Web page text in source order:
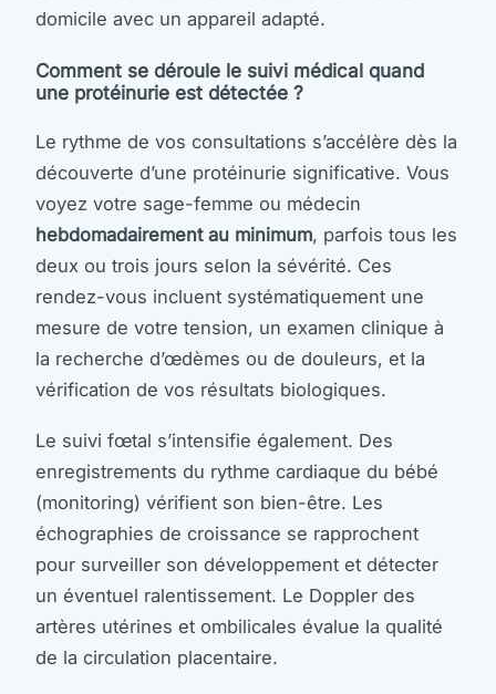
domicile avec un appareil adapté.
Comment se déroule le suivi médical quand
une protéinurie est détectée ?
Le rythme de vos consultations s’accélère dès la
découverte d’une protéinurie significative. Vous
voyez votre sage-femme ou médecin
hebdomadairement au minimum, parfois tous les
deux ou trois jours selon la sévérité. Ces
rendez-vous incluent systématiquement une
mesure de votre tension, un examen clinique à
la recherche d’œdèmes ou de douleurs, et la
vérification de vos résultats biologiques.
Le suivi fœtal s’intensifie également. Des
enregistrements du rythme cardiaque du bébé
(monitoring) vérifient son bien-être. Les
échographies de croissance se rapprochent
pour surveiller son développement et détecter
un éventuel ralentissement. Le Doppler des
artères utérines et ombilicales évalue la qualité
de la circulation placentaire.